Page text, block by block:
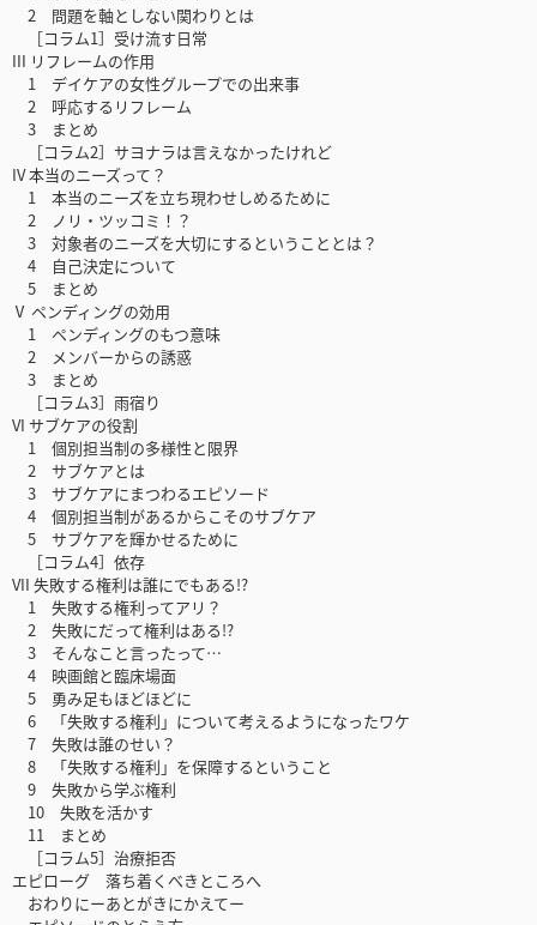
2 問題を軸としない関わりとは
［コラム1］受け流す日常
III リフレームの作用
1 デイケアの女性グループでの出来事
2 呼応するリフレーム
3 まとめ
［コラム2］サヨナラは言えなかったけれど
IV 本当のニーズって？
1 本当のニーズを立ち現わせしめるために
2 ノリ・ツッコミ！？
3 対象者のニーズを大切にするということとは？
4 自己決定について
5 まとめ
Ⅴ ペンディングの効用
1 ペンディングのもつ意味
2 メンバーからの誘惑
3 まとめ
［コラム3］雨宿り
VI サブケアの役割
1 個別担当制の多様性と限界
2 サブケアとは
3 サブケアにまつわるエピソード
4 個別担当制があるからこそのサブケア
5 サブケアを輝かせるために
［コラム4］依存
VII 失敗する権利は誰にでもある!?
1 失敗する権利ってアリ？
2 失敗にだって権利はある!?
3 そんなこと言ったって…
4 映画館と臨床場面
5 勇み足もほどほどに
6 「失敗する権利」について考えるようになったワケ
7 失敗は誰のせい？
8 「失敗する権利」を保障するということ
9 失敗から学ぶ権利
10 失敗を活かす
11 まとめ
［コラム5］治療拒否
エピローグ 落ち着くべきところへ
おわりにーあとがきにかえてー